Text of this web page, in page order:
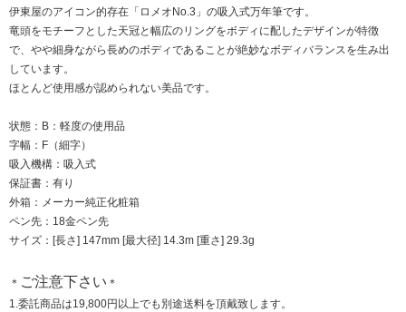
伊東屋のアイコン的存在「ロメオNo.3」の吸入式万年筆です。
竜頭をモチーフとした天冠と幅広のリングをボディに配したデザインが特徴
で、やや細身ながら長めのボディであることが絶妙なボディバランスを生み出
しています。
ほとんど使用感が認められない美品です。
状態：B：軽度の使用品
字幅：F（細字）
吸入機構：吸入式
保証書：有り
外箱：メーカー純正化粧箱
ペン先：18金ペン先
サイズ：[長さ] 147mm [最大径] 14.3m [重さ] 29.3g
＊ ご注意下さい ＊
1.委託商品は19,800円以上でも別途送料を頂戴致します。